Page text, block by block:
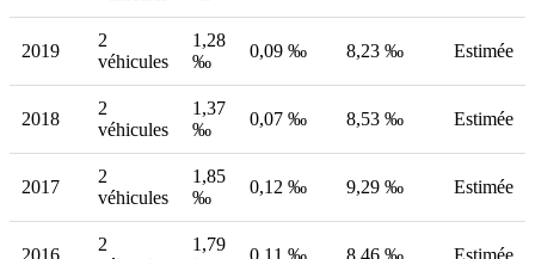
2019
2
véhicules
1,28
‰
0,09 ‰ 8,23 ‰ Estimée
2018
2
véhicules
1,37
‰
0,07 ‰ 8,53 ‰ Estimée
2017
2
véhicules
1,85
‰
0,12 ‰ 9,29 ‰ Estimée
2016
2
1,79
0,11 ‰ 8,46 ‰ Estimée